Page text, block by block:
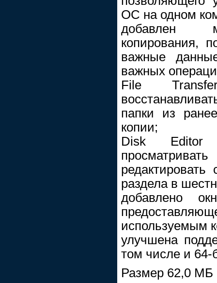
ОС на одном
добавлен
копирования,
важные
важных
File
папки из
копии;
Disk Editor
раздела в
добавлено
используемым
улучшена
том числе и 64-
Размер 62,0 МБ